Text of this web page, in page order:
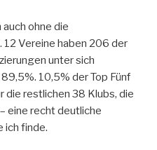
ohne die
Vereine haben 206 der
unter sich
10,5% der Top Fünf
die restlichen 38 Klubs, die
eine recht deutliche
ich finde.